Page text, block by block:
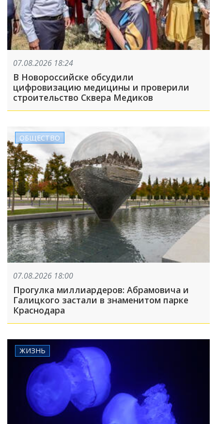
07.08.2026 18:24
В Новороссийске обсудили
цифровизацию медицины и проверили
строительство Сквера Медиков
ОБЩЕСТВО
07.08.2026 18:00
Прогулка миллиардеров: Абрамовича и
Галицкого застали в знаменитом парке
Краснодара
ЖИЗНЬ